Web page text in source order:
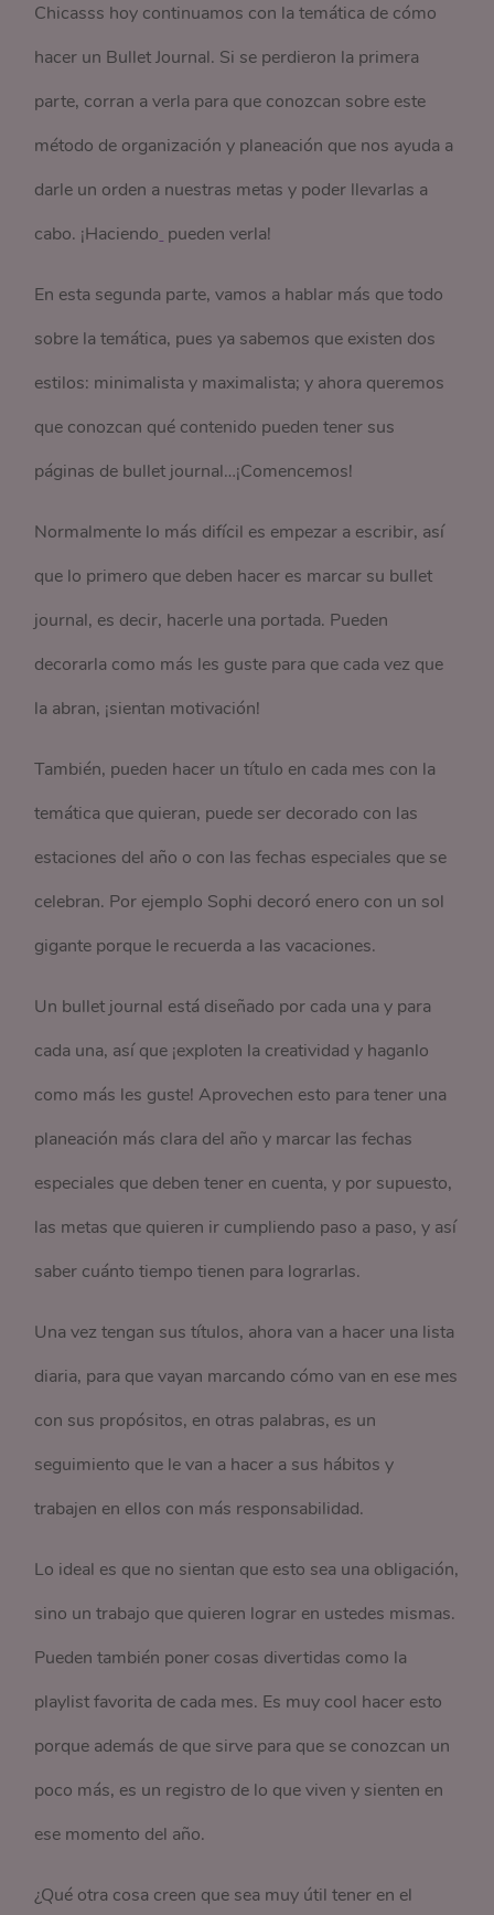
Chicasss hoy continuamos con la temática de cómo
hacer un Bullet Journal. Si se perdieron la primera
parte, corran a verla para que conozcan sobre este
método de organización y planeación que nos ayuda a
darle un orden a nuestras metas y poder llevarlas a
cabo. ¡Haciendo pueden verla!
En esta segunda parte, vamos a hablar más que todo
sobre la temática, pues ya sabemos que existen dos
estilos: minimalista y maximalista; y ahora queremos
que conozcan qué contenido pueden tener sus
páginas de bullet journal…¡Comencemos!
Normalmente lo más difícil es empezar a escribir, así
que lo primero que deben hacer es marcar su bullet
journal, es decir, hacerle una portada. Pueden
decorarla como más les guste para que cada vez que
la abran, ¡sientan motivación!
También, pueden hacer un título en cada mes con la
temática que quieran, puede ser decorado con las
estaciones del año o con las fechas especiales que se
celebran. Por ejemplo Sophi decoró enero con un sol
gigante porque le recuerda a las vacaciones.
Un bullet journal está diseñado por cada una y para
cada una, así que ¡exploten la creatividad y haganlo
como más les guste! Aprovechen esto para tener una
planeación más clara del año y marcar las fechas
especiales que deben tener en cuenta, y por supuesto,
las metas que quieren ir cumpliendo paso a paso, y así
saber cuánto tiempo tienen para lograrlas.
Una vez tengan sus títulos, ahora van a hacer una lista
diaria, para que vayan marcando cómo van en ese mes
con sus propósitos, en otras palabras, es un
seguimiento que le van a hacer a sus hábitos y
trabajen en ellos con más responsabilidad.
Lo ideal es que no sientan que esto sea una obligación,
sino un trabajo que quieren lograr en ustedes mismas.
Pueden también poner cosas divertidas como la
playlist favorita de cada mes. Es muy cool hacer esto
porque además de que sirve para que se conozcan un
poco más, es un registro de lo que viven y sienten en
ese momento del año.
¿Qué otra cosa creen que sea muy útil tener en el